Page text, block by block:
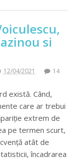
si
12/04/2021
14
există. Când,
care ar trebui
extrem de
pe termen scurt,
atât de
încadrarea